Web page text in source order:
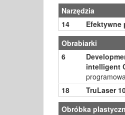
Narzędzia
14
Efektywne
Obrabiarki
6
intelligent
18
TruLaser
Obróbka